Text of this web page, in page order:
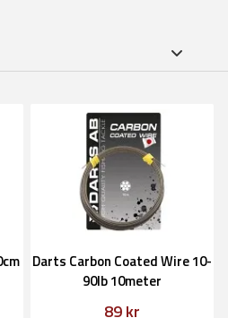
Darts Carbon Coated Wire 10-
90lb 10meter
89 kr